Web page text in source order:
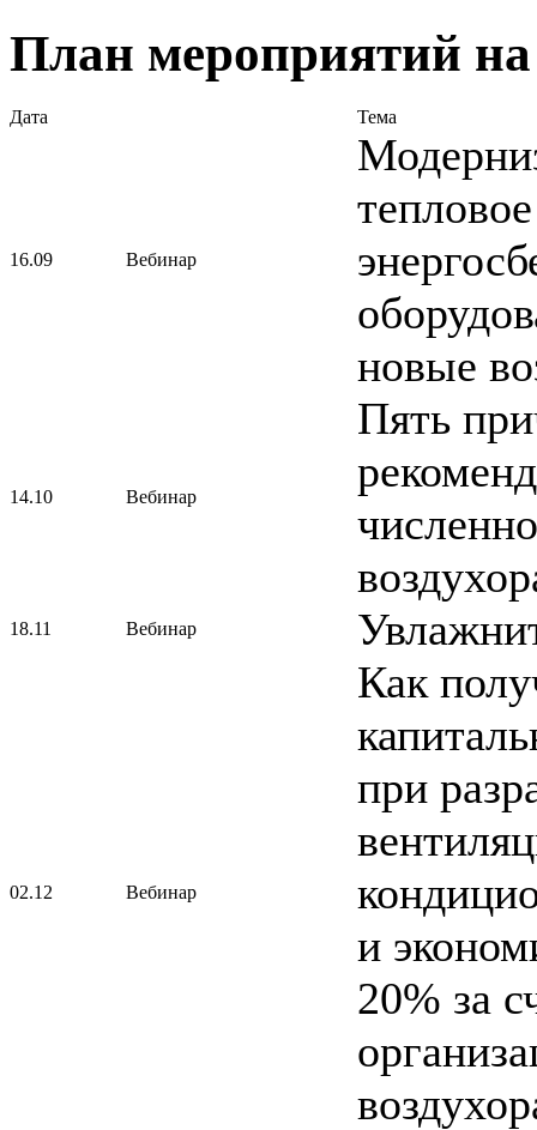
План мероприятий на
Дата Тема
16.09 Вебинар
новые
14.10 Вебинар
Пять
18.11 Вебинар
02.12 Вебинар
Как
при
и
20% за